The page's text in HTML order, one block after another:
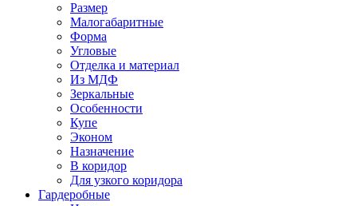
Размер
Малогабаритные
Форма
Угловые
Отделка и материал
Из МДФ
Зеркальные
Особенности
Купе
Эконом
Назначение
В коридор
Для узкого коридора
Гардеробные